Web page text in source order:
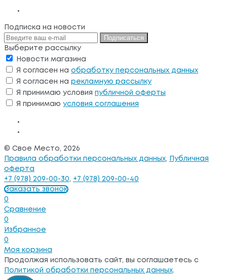
Подписка на новости
Подписаться
Выберите рассылку
Новости магазина
Я согласен на обработку персональных данных
Я согласен на рекламную рассылку
Я принимаю условия публичной оферты
Я принимаю условия соглашения
© Свое Место, 2026
Правила обработки персональных данных,
Публичная
оферта
+7 (978) 209-00-30, +7 (978) 209-00-40
Заказать звонок
0
Сравнение
0
Избранное
0
Моя корзина
Продолжая использовать сайт, вы соглашаетесь с
Политикой обработки персональных данных.